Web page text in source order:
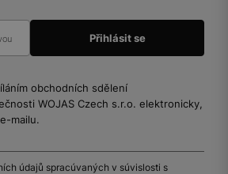
obchodních sdělení
WOJAS Czech s.r.o. elektronicky,
mailu.
údajů spracúvaných v súvislosti s